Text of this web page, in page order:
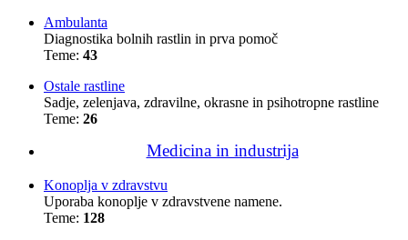
Ambulanta
Diagnostika bolnih rastlin in prva pomoč
Teme: 43
Ostale rastline
Sadje, zelenjava, zdravilne, okrasne in psihotropne rastline
Teme: 26
Medicina in industrija
Konoplja v zdravstvu
Uporaba konoplje v zdravstvene namene.
Teme: 128